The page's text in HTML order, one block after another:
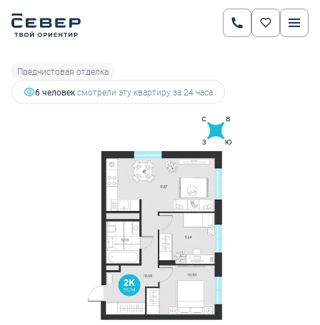
2-комнатная
8 159 520 руб.
7 751 544 руб.
Ипотекаот 27 133 руб.
Предчистовая отделка
6 человексмотрели эту квартиру за 24 часа